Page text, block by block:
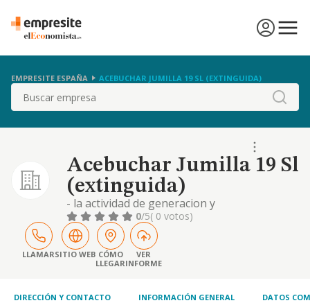
EMPRESITE ESPAÑA ACEBUCHAR JUMILLA 19 SL (EXTINGUIDA)
Buscar
Acebuchar Jumilla 19 Sl
(extinguida)
- la actividad de generacion y
comercializacion de energia electrica en los
terminos previstos en la ley 54/1997 de 27
de noviembre del sector electrico. - las
actividades de transporte y distribucion de
energia electric
0/5( 0 votos)
LLAMARSITIO WEB CÓMO
LLEGAR
VER
INFORME
DIRECCIÓN Y CONTACTO INFORMACIÓN GENERAL DATOS